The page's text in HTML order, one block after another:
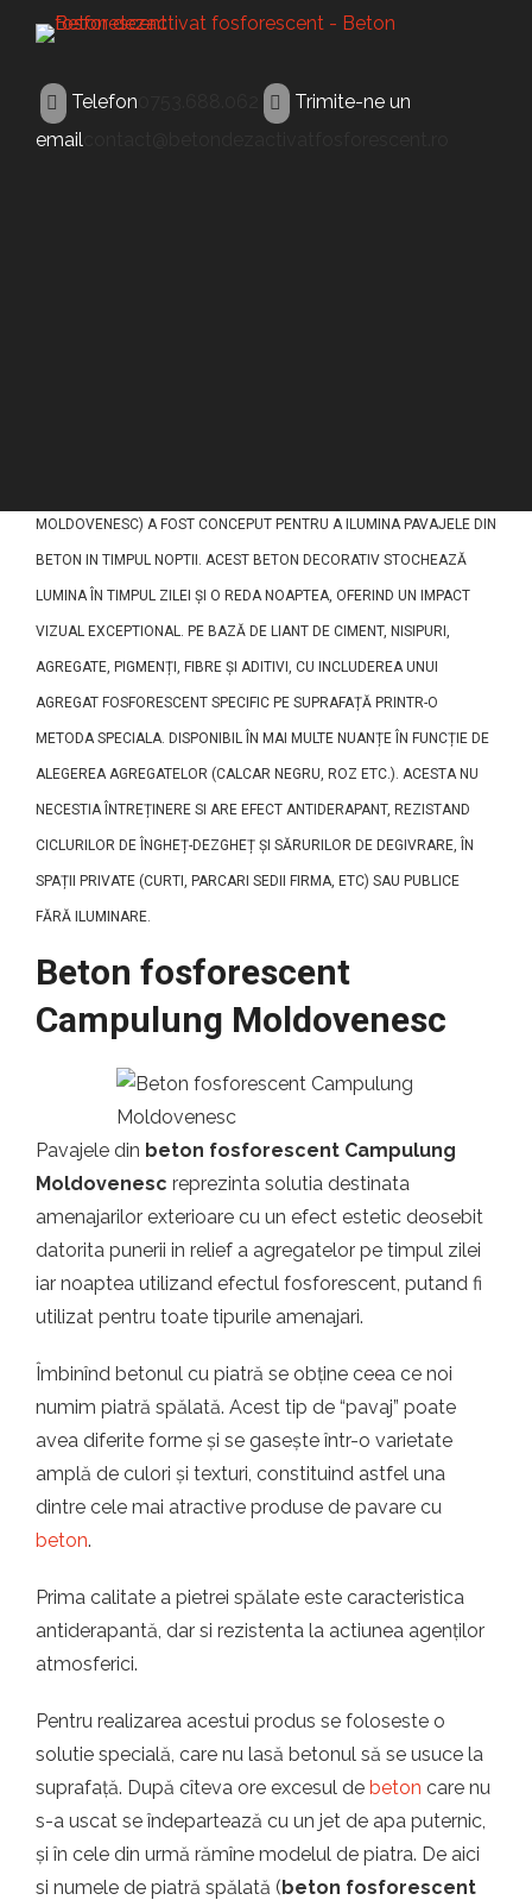
Telefon
Trimite-ne un
email
MOLDOVENESC) A FOST CONCEPUT PENTRU A ILUMINA PAVAJELE DIN
BETON IN TIMPUL NOPTII. ACEST BETON DECORATIV STOCHEAZĂ
LUMINA ÎN TIMPUL ZILEI ȘI O REDA NOAPTEA, OFERIND UN IMPACT
VIZUAL EXCEPTIONAL. PE BAZĂ DE LIANT DE CIMENT, NISIPURI,
AGREGATE, PIGMENȚI, FIBRE ȘI ADITIVI, CU INCLUDEREA UNUI
AGREGAT FOSFORESCENT SPECIFIC PE SUPRAFAȚĂ PRINTR-O
METODA SPECIALA. DISPONIBIL ÎN MAI MULTE NUANȚE ÎN FUNCȚIE DE
ALEGEREA AGREGATELOR (CALCAR NEGRU, ROZ ETC.). ACESTA NU
NECESTIA ÎNTREȚINERE SI ARE EFECT ANTIDERAPANT, REZISTAND
CICLURILOR DE ÎNGHEȚ-DEZGHEȚ ȘI SĂRURILOR DE DEGIVRARE, ÎN
SPAȚII PRIVATE (CURTI, PARCARI SEDII FIRMA, ETC) SAU PUBLICE
FĂRĂ ILUMINARE.
Beton fosforescent
Campulung Moldovenesc
Pavajele din beton fosforescent Campulung
Moldovenesc reprezinta solutia destinata
amenajarilor exterioare cu un efect estetic deosebit
datorita punerii in relief a agregatelor pe timpul zilei
iar noaptea utilizand efectul fosforescent, putand fi
utilizat pentru toate tipurile amenajari.
Îmbinînd betonul cu piatră se obține ceea ce noi
numim piatră spălată. Acest tip de “pavaj” poate
avea diferite forme și se gasește într-o varietate
amplă de culori și texturi, constituind astfel una
dintre cele mai atractive produse de pavare cu
beton.
Prima calitate a pietrei spălate este caracteristica
antiderapantă, dar si rezistenta la actiunea agenților
atmosferici.
Pentru realizarea acestui produs se foloseste o
solutie specială, care nu lasă betonul să se usuce la
suprafață. După cîteva ore excesul de beton care nu
s-a uscat se îndepartează cu un jet de apa puternic,
și în cele din urmă rămîne modelul de piatra. De aici
si numele de piatră spălată (beton fosforescent